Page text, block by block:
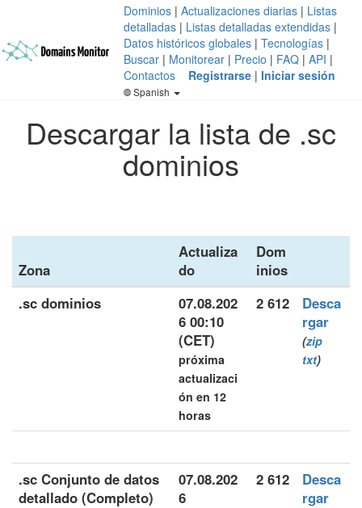
Dominios | Actualizaciones diarias | Listas
detalladas | Listas detalladas extendidas |
Datos históricos globales | Tecnologías |
Buscar | Monitorear | Precio | FAQ | API |
Contactos
Registrarse | Iniciar sesión
Spanish
Descargar la lista de .sc
dominios
Zona
Actualiza
do
Dom
inios
.sc dominios
07.08.202
6 00:10
(CET)
próxima
actualizaci
ón en 12
horas
2 612
Desca
rgar
(zip
txt)
.sc Conjunto de datos
detallado (Completo)
07.08.202
6
2 612
Desca
rgar